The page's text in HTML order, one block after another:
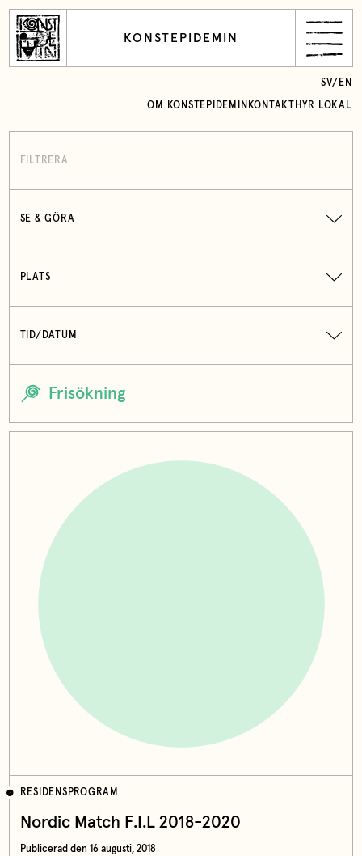
KONSTEPIDEMIN
OM KONSTEPIDEMIN KONTAKT HYR LOKAL
SV/ EN
FILTRERA
SE & GÖRA
PLATS
TID/DATUM
RESIDENSPROGRAM
Nordic Match F.I.L 2018-2020
Publicerad den 16 augusti, 2018